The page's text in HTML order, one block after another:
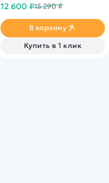
детализации. Оснащён
12 600 ₽15 290 ₽
В корзину
Купить в 1 клик